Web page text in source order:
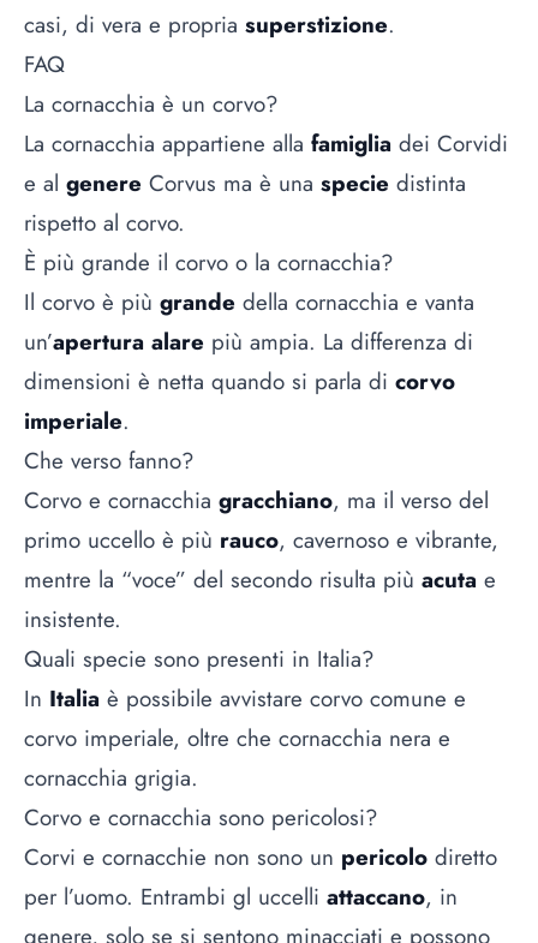
casi, di vera e propria superstizione.
FAQ
La cornacchia è un corvo?
La cornacchia appartiene alla famiglia dei Corvidi
e al genere Corvus ma è una specie distinta
rispetto al corvo.
È più grande il corvo o la cornacchia?
Il corvo è più grande della cornacchia e vanta
un’apertura alare più ampia. La differenza di
dimensioni è netta quando si parla di corvo
imperiale.
Che verso fanno?
Corvo e cornacchia gracchiano, ma il verso del
primo uccello è più rauco, cavernoso e vibrante,
mentre la “voce” del secondo risulta più acuta e
insistente.
Quali specie sono presenti in Italia?
In Italia è possibile avvistare corvo comune e
corvo imperiale, oltre che cornacchia nera e
cornacchia grigia.
Corvo e cornacchia sono pericolosi?
Corvi e cornacchie non sono un pericolo diretto
per l’uomo. Entrambi gl uccelli attaccano, in